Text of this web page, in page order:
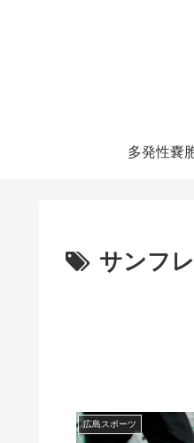
サンフレ
広島スポーツ